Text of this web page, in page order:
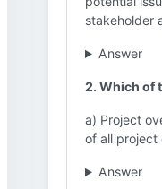
stakeholder
Answer
2. Which of
a) Project
of all project
Answer